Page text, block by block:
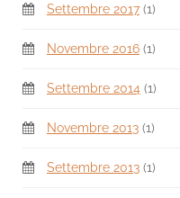
Settembre 2017 (1)
Novembre 2016 (1)
Settembre 2014 (1)
Novembre 2013 (1)
Settembre 2013 (1)